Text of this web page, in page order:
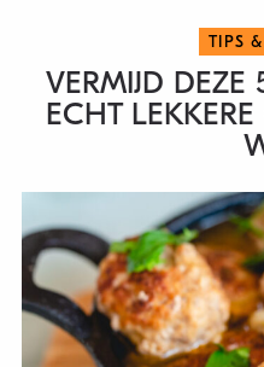
TIPS
VERMIJD DEZE
ECHT